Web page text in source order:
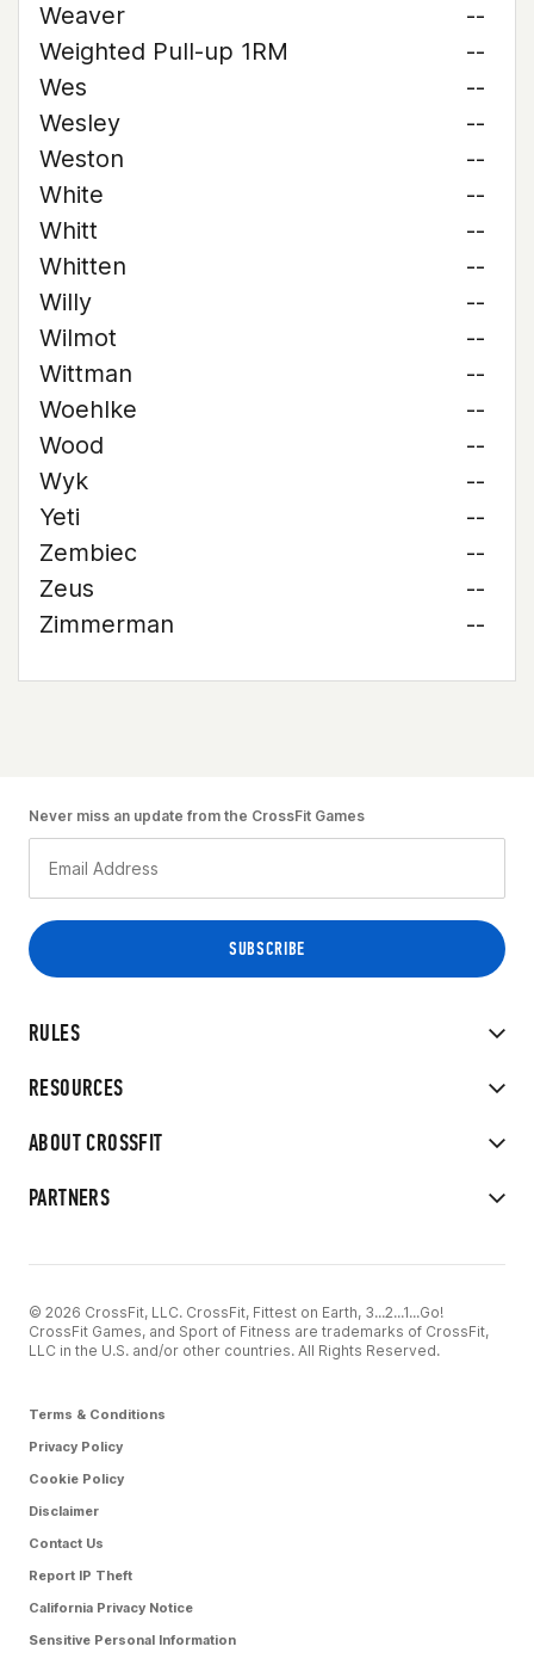
Weaver
--
Weighted Pull-up 1RM
--
Wes
--
Wesley
--
Weston
--
White
--
Whitt
--
Whitten
--
Willy
--
Wilmot
--
Wittman
--
Woehlke
--
Wood
--
Wyk
--
Yeti
--
Zembiec
--
Zeus
--
Zimmerman
--
RULES
RESOURCES
ABOUT CROSSFIT
PARTNERS
Never miss an update from the CrossFit Games
© 2026 CrossFit, LLC. CrossFit, Fittest on Earth, 3...2...1...Go!
CrossFit Games, and Sport of Fitness are trademarks of CrossFit,
LLC in the U.S. and/or other countries. All Rights Reserved.
Terms & Conditions
Privacy Policy
Cookie Policy
Disclaimer
Contact Us
Report IP Theft
California Privacy Notice
Sensitive Personal Information